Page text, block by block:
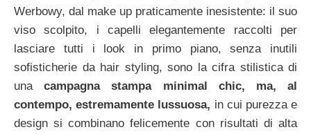
Werbowy, dal make up praticamente inesistente: il suo
viso scolpito, i capelli elegantemente raccolti per
lasciare tutti i look in primo piano, senza inutili
sofisticherie da hair styling, sono la cifra stilistica di
unacampagna stampa minimal chic, ma, al
contempo, estremamente lussuosa, in cui purezza e
design si combinano felicemente con risultati di alta